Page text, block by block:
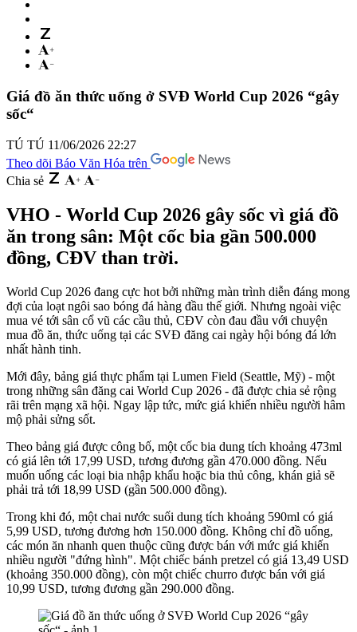
Giá đồ ăn thức uống ở SVĐ World Cup 2026 “gây
sốc“
TÚ TÚ 11/06/2026 22:27
Theo dõi Báo Văn Hóa trên
Chia sẻ
VHO - World Cup 2026 gây sốc vì giá đồ
ăn trong sân: Một cốc bia gần 500.000
đồng, CĐV than trời.
World Cup 2026 đang cực hot bởi những màn trình diễn đáng mong
đợi của loạt ngôi sao bóng đá hàng đầu thế giới. Nhưng ngoài việc
mua vé tới sân cổ vũ các cầu thủ, CĐV còn đau đầu với chuyện
mua đồ ăn, thức uống tại các SVĐ đăng cai ngày hội bóng đá lớn
nhất hành tinh.
Mới đây, bảng giá thực phẩm tại Lumen Field (Seattle, Mỹ) - một
trong những sân đăng cai World Cup 2026 - đã được chia sẻ rộng
rãi trên mạng xã hội. Ngay lập tức, mức giá khiến nhiều người hâm
mộ phải sửng sốt.
Theo bảng giá được công bố, một cốc bia dung tích khoảng 473ml
có giá lên tới 17,99 USD, tương đương gần 470.000 đồng. Nếu
muốn uống các loại bia nhập khẩu hoặc bia thủ công, khán giả sẽ
phải trả tới 18,99 USD (gần 500.000 đồng).
Trong khi đó, một chai nước suối dung tích khoảng 590ml có giá
5,99 USD, tương đương hơn 150.000 đồng. Không chỉ đồ uống,
các món ăn nhanh quen thuộc cũng được bán với mức giá khiến
nhiều người "đứng hình". Một chiếc bánh pretzel có giá 13,49 USD
(khoảng 350.000 đồng), còn một chiếc churro được bán với giá
10,99 USD, tương đương gần 290.000 đồng.